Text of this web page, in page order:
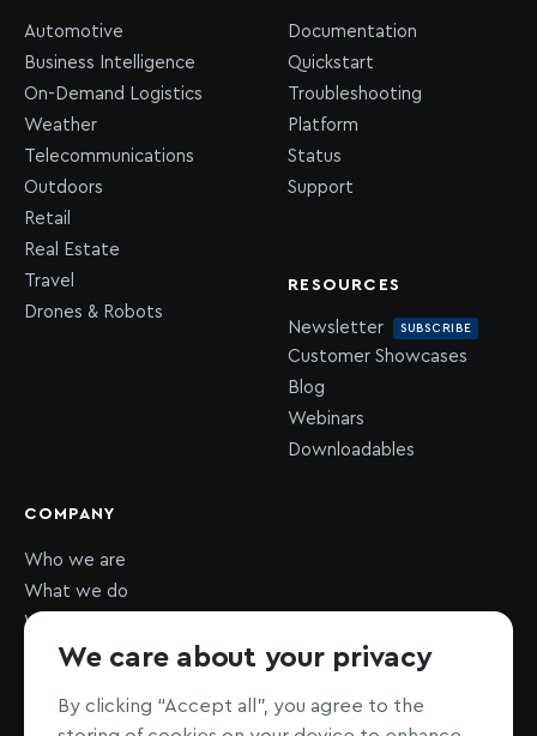
Automotive
Business Intelligence
On-Demand Logistics
Weather
Telecommunications
Outdoors
Retail
Real Estate
Travel
Drones & Robots
Documentation
Quickstart
Troubleshooting
Platform
Status
Support
RESOURCES
Newsletter SUBSCRIBE
Customer Showcases
Blog
Webinars
Downloadables
COMPANY
Who we are
What we do
What we value
Newsroom
Sustainability
We care about your privacy
By clicking “Accept all”, you agree to the